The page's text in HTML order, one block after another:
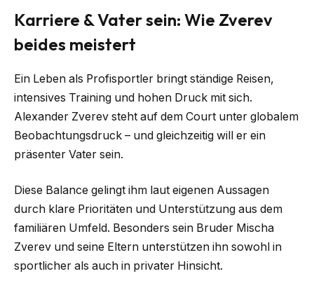
Karriere & Vater sein: Wie Zverev
beides meistert
Ein Leben als Profisportler bringt ständige Reisen,
intensives Training und hohen Druck mit sich.
Alexander Zverev steht auf dem Court unter globalem
Beobachtungsdruck – und gleichzeitig will er ein
präsenter Vater sein.
Diese Balance gelingt ihm laut eigenen Aussagen
durch klare Prioritäten und Unterstützung aus dem
familiären Umfeld. Besonders sein Bruder Mischa
Zverev und seine Eltern unterstützen ihn sowohl in
sportlicher als auch in privater Hinsicht.